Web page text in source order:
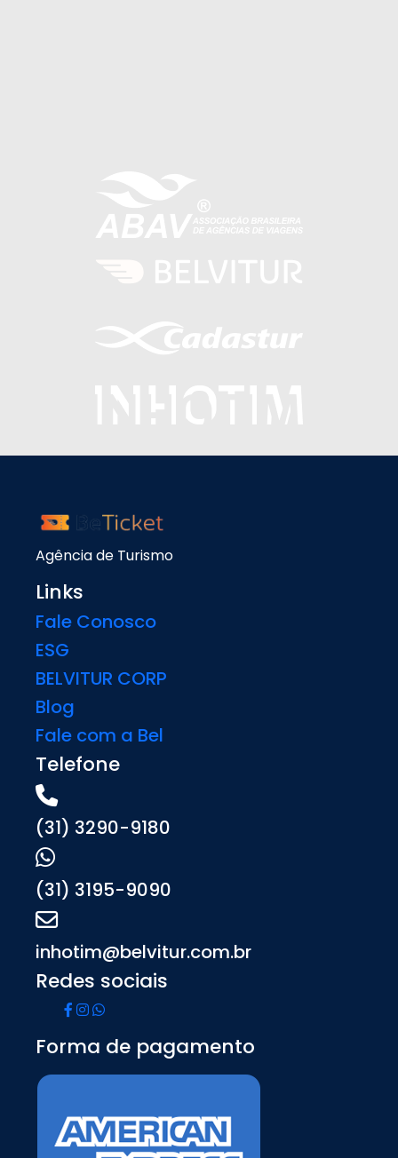
Agência de Turismo
Links
Fale Conosco
ESG
BELVITUR CORP
Blog
Fale com a Bel
Telefone
(31) 3290-9180
(31) 3195-9090
inhotim@belvitur.com.br
Redes sociais
Forma de pagamento